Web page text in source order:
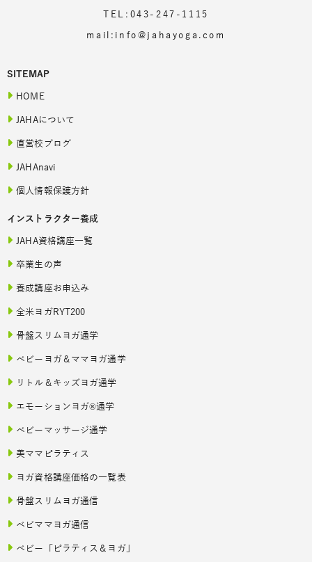
TEL:043-247-1115
mail:info@jahayoga.com
SITEMAP
HOME
JAHAについて
直営校ブログ
JAHAnavi
個人情報保護方針
インストラクター養成
JAHA資格講座一覧
卒業生の声
養成講座お申込み
全米ヨガRYT200
骨盤スリムヨガ通学
ベビーヨガ＆ママヨガ通学
リトル＆キッズヨガ通学
エモーションヨガ®通学
ベビーマッサージ通学
美ママピラティス
ヨガ資格講座価格の一覧表
骨盤スリムヨガ通信
ベビママヨガ通信
ベビー「ピラティス＆ヨガ」